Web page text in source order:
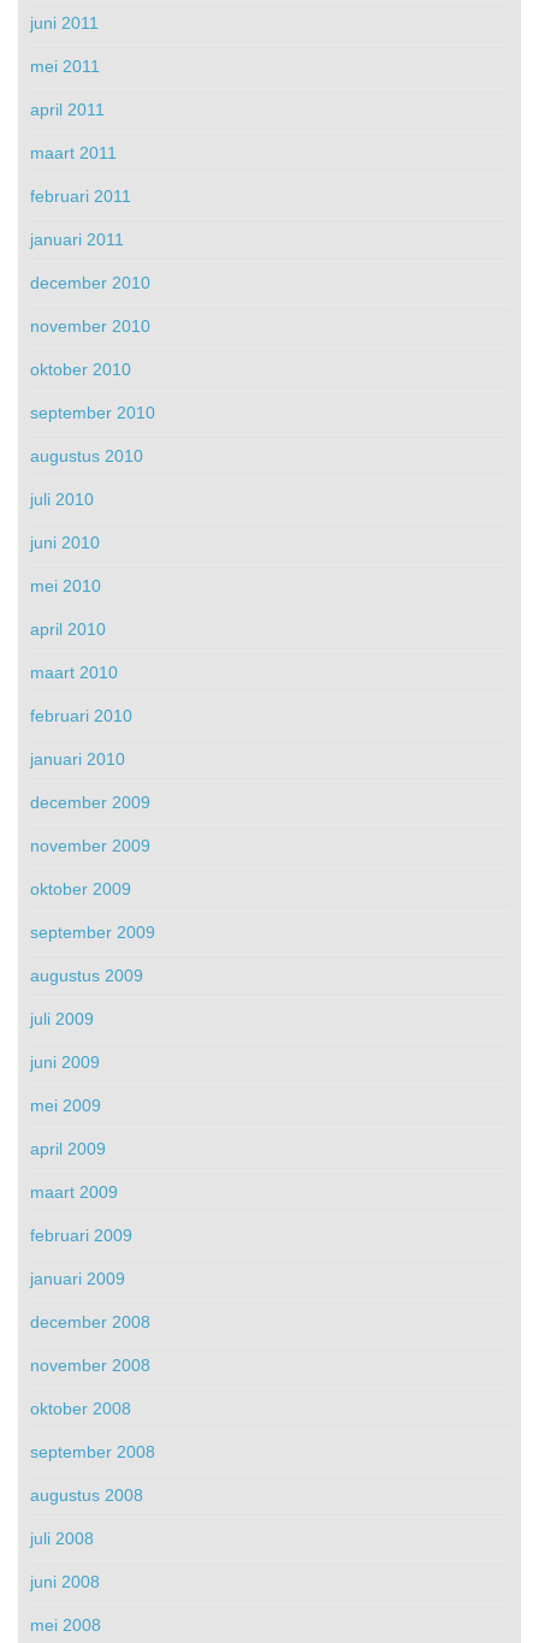
juni 2011
mei 2011
april 2011
maart 2011
februari 2011
januari 2011
december 2010
november 2010
oktober 2010
september 2010
augustus 2010
juli 2010
juni 2010
mei 2010
april 2010
maart 2010
februari 2010
januari 2010
december 2009
november 2009
oktober 2009
september 2009
augustus 2009
juli 2009
juni 2009
mei 2009
april 2009
maart 2009
februari 2009
januari 2009
december 2008
november 2008
oktober 2008
september 2008
augustus 2008
juli 2008
juni 2008
mei 2008